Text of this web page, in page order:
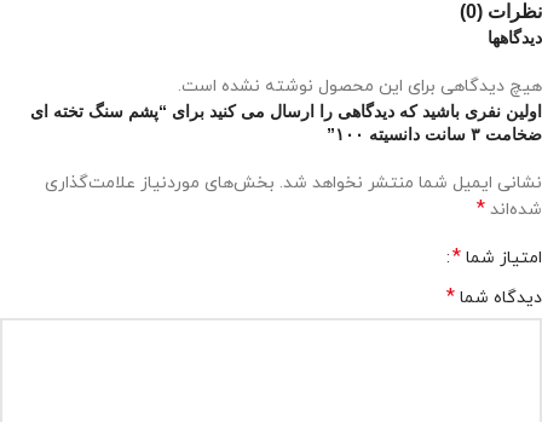
نظرات (0)
دیدگاهها
هیچ دیدگاهی برای این محصول نوشته نشده است.
اولین نفری باشید که دیدگاهی را ارسال می کنید برای “پشم سنگ تخته ای
ضخامت ۳ سانت دانسیته ۱۰۰”
نشانی ایمیل شما منتشر نخواهد شد. بخش‌های موردنیاز علامت‌گذاری
شده‌اند *
امتیاز شما *
دیدگاه شما *